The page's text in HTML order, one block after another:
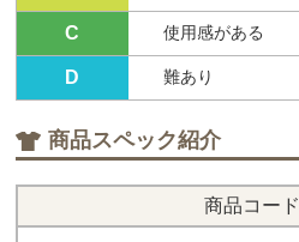
C 使用感がある
D 難あり
商品スペック紹介
商品コード